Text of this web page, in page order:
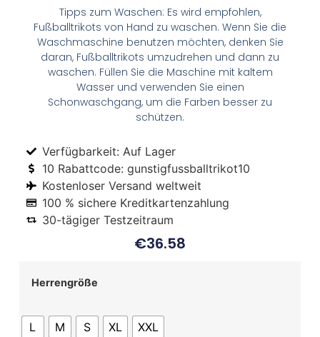
Tipps zum Waschen: Es wird empfohlen,
Fußballtrikots von Hand zu waschen. Wenn Sie die
Waschmaschine benutzen möchten, denken Sie
daran, Fußballtrikots umzudrehen und dann zu
waschen. Füllen Sie die Maschine mit kaltem
Wasser und verwenden Sie einen
Schonwaschgang, um die Farben besser zu
schützen.
Verfügbarkeit: Auf Lager
10 Rabattcode: gunstigfussballtrikot10
Kostenloser Versand weltweit
100 % sichere Kreditkartenzahlung
30-tägiger Testzeitraum
€36.58
Herrengröße
L M S XL XXL